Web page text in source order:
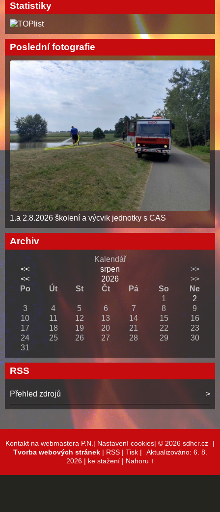
Statistiky
Poslední fotografie
1.a 2.8.2026 školení a výcvik jednotky s CAS
Archiv
Kalendář
<<
srpen
>>
<<
2026
>>
Po
Út St Čt Pá So
Ne
1
2
3
4 5 6 7 8
9
10
11 12 13 14 15
16
17
18 19 20 21 22
23
24
25 26 27 28 29
30
31
RSS
Přehled zdrojů
Kontakt na webmastera P.N.| Nastavení cookies| © 2026 sdhcr.cz
|
Tvorba webových stránek| RSS| Tisk|
Aktualizováno: 6. 8.
2026 | ke stažení | Nahoru ↑